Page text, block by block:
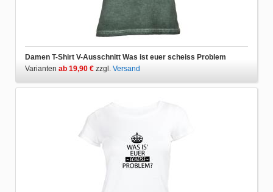
Damen T-Shirt V-Ausschnitt Was ist euer scheiss Problem
Varianten ab 19,90 € zzgl. Versand